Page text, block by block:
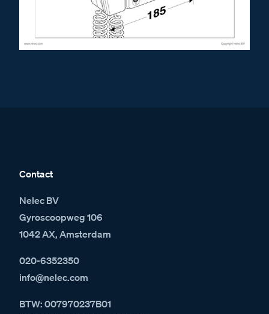
Contact
Nelec BV
Gyroscoopweg 106
1042 AX, Amsterdam
020-6352350
info@nelec.com
BTW: 007970237B01